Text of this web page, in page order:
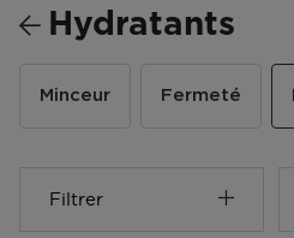
Hydratants
Minceur Fermeté
Filtrer